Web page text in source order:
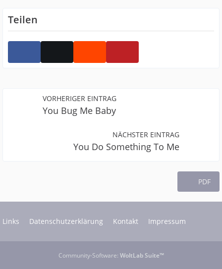
Teilen
VORHERIGER EINTRAG
You Bug Me Baby
NÄCHSTER EINTRAG
You Do Something To Me
PDF
Links Datenschutzerklärung Kontakt Impressum
Community-Software: WoltLab Suite™